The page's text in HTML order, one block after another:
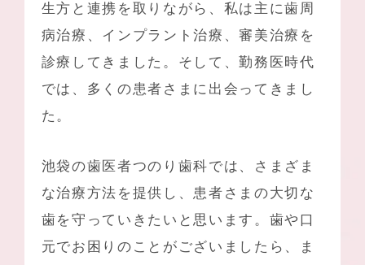
生方と連携を取りながら、私は主に歯周
病治療 、 インプラント治療 、審美治療を
診療してきました。そして、勤務医時代
では、多くの患者さまに出会ってきまし
た。
池袋の歯医者つのり歯科では、さまざま
な治療方法を提供し、患者さまの大切な
歯を守っていきたいと思います。歯や口
元でお困りのことがございましたら、ま